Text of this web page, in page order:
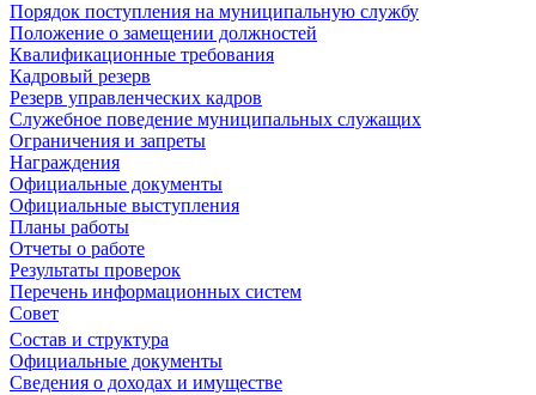
Порядок поступления на муниципальную службу
Положение о замещении должностей
Квалификационные требования
Кадровый резерв
Резерв управленческих кадров
Служебное поведение муниципальных служащих
Ограничения и запреты
Награждения
Официальные документы
Официальные выступления
Планы работы
Отчеты о работе
Результаты проверок
Перечень информационных систем
Совет
Состав и структура
Официальные документы
Сведения о доходах и имуществе